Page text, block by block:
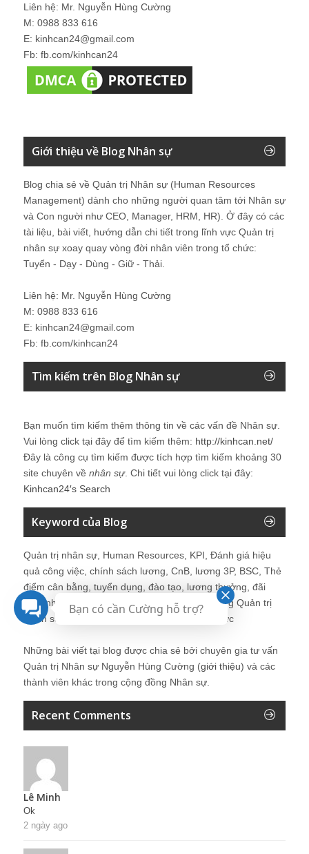
Liên hệ: Mr. Nguyễn Hùng Cường
M: 0988 833 616
E: kinhcan24@gmail.com
Fb: fb.com/kinhcan24
Giới thiệu về Blog Nhân sự
Blog chia sẻ về Quản trị Nhân sự (Human Resources
Management) dành cho những người quan tâm tới Nhân sự
và Con người như CEO, Manager, HRM, HR). Ở đây có các
tài liệu, bài viết, hướng dẫn chi tiết trong lĩnh vực Quản trị
nhân sự xoay quay vòng đời nhân viên trong tổ chức:
Tuyển - Dạy - Dùng - Giữ - Thải.
Liên hệ: Mr. Nguyễn Hùng Cường
M: 0988 833 616
E: kinhcan24@gmail.com
Fb: fb.com/kinhcan24
Tìm kiếm trên Blog Nhân sự
Bạn muốn tìm kiếm thêm thông tin về các vấn đề Nhân sự
Vui lòng click tại đây để tìm kiếm thêm: http://kinhcan.net/
Đây là công cụ tìm kiếm được tích hợp tìm kiếm khoảng 30
site chuyên về nhân sự. Chi tiết vui lòng click tại đây:
Kinhcan24′s Search
Keyword của Blog
Quản trị nhân sự, Human Resources, KPI, Đánh giá hiệu
quả công việc, chính sách lương, CnB, lương 3P, BSC, Thẻ
điểm cân bằng, tuyển dụng, đào tạo, lương thưởng, đãi
ngộ, nhân sự, tổ chức, cơ cấu tổ chức, hệ thống Quản trị
Nhân sự, trưởng phòng Nhân sự, tái tạo tổ chức
Những bài viết tại blog được chia sẻ bởi chuyên gia tư vấn
Quản trị Nhân sự Nguyễn Hùng Cường (giới thiệu) và các
thành viên khác trong cộng đồng Nhân sự.
Recent Comments
Lê Minh
Ok
2 ngày ago
Bạn có cần Cường hỗ trợ?